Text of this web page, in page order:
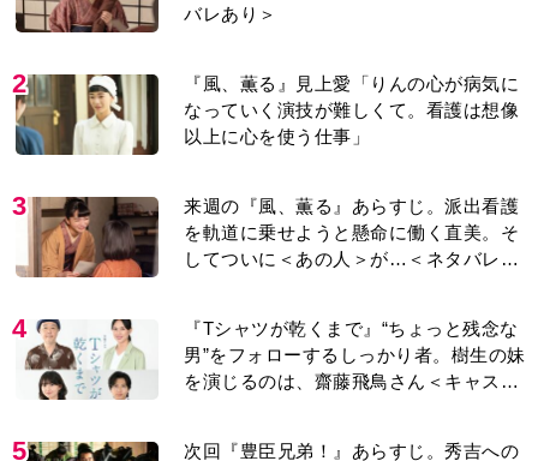
バレあり＞
2
『風、薫る』見上愛「りんの心が病気に
なっていく演技が難しくて。看護は想像
以上に心を使う仕事」
3
来週の『風、薫る』あらすじ。派出看護
を軌道に乗せようと懸命に働く直美。そ
してついに＜あの人＞が…＜ネタバレあ
4
『Tシャツが乾くまで』“ちょっと残念な
男”をフォローするしっかり者。樹生の妹
を演じるのは、齋藤飛鳥さん＜キャスト
5
次回『豊臣兄弟！』あらすじ。秀吉への